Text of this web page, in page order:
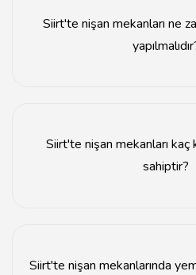
yeterli olacaktır.
Siirt'te nişan mekanları ne
Siirt'te nişan mekanları
sahiptir?
Siirt'te nişan mekanlarında